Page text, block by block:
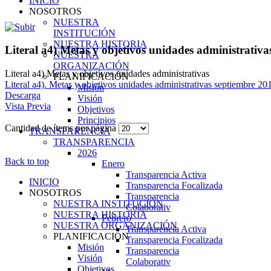
NOSOTROS
NUESTRA
INSTITUCIÓN
NUESTRA HISTORIA
NUESTRA
ORGANIZACIÓN
PLANIFICACIÓN
Misión
Visión
Objetivos
Principios
TRANSPARENCIA
TRANSPARENCIA
2026
Enero
Transparencia Activa
Transparencia Focalizada
Transparencia
Colaborativ
Febrero
Transparencia Activa
Transparencia Focalizada
Transparencia
Colaborativ
Literal a4) Metas y objetivos unidades
Literal a4) Metas y objetivos unidades administrativas
Literal a4). Metas y objetivos unidades administrativas septiembre
Descarga
Vista Previa
Cantidad de ítems por página
Back to top
INICIO
NOSOTROS
NUESTRA INSTITUCIÓN
NUESTRA HISTORIA
NUESTRA ORGANIZACIÓN
PLANIFICACIÓN
Misión
Visión
Objetivos